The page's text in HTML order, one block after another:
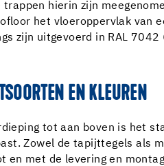
hierin zijn
het vloeroppervlak van
zijn uitgevoerd in RAL 7042
EN KLEUREN
tot aan boven is het
Zowel de tapijttegels als
en met de levering en